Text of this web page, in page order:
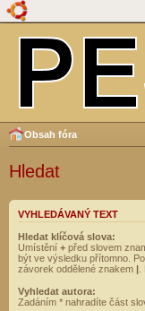
Obsah fóra
Hledat
VYHLEDÁVANÝ TEXT
Hledat klíčová slova:
Umístění + před slovem
být ve výsledku přítomno.
závorek oddělené znakem |
Vyhledat autora:
Zadáním * nahradíte část